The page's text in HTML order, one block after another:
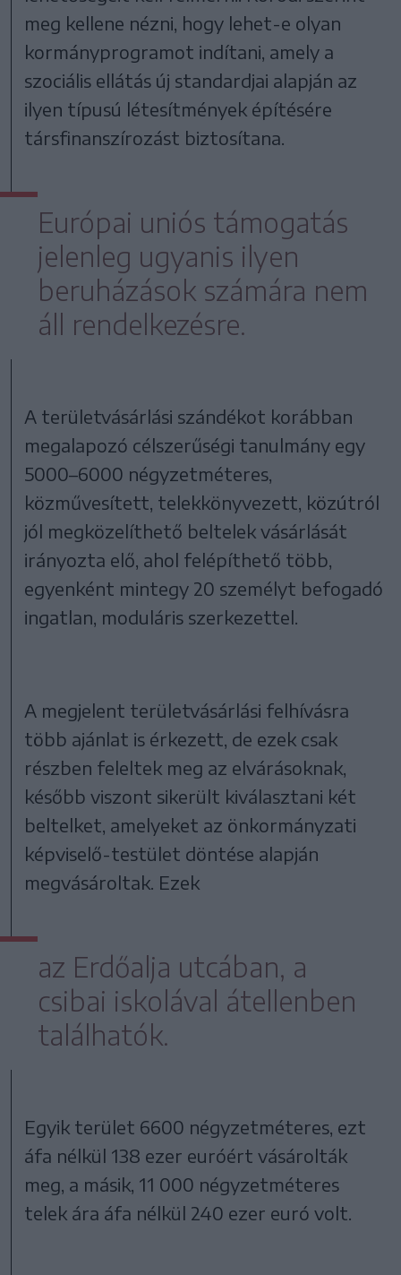
meg kellene nézni, hogy lehet-e olyan
kormányprogramot indítani, amely a
szociális ellátás új standardjai alapján az
ilyen típusú létesítmények építésére
társfinanszírozást biztosítana.
Európai uniós támogatás
jelenleg ugyanis ilyen
beruházások számára nem
áll rendelkezésre.
A területvásárlási szándékot korábban
megalapozó célszerűségi tanulmány egy
5000–6000 négyzetméteres,
közművesített, telekkönyvezett, közútról
jól megközelíthető beltelek vásárlását
irányozta elő, ahol felépíthető több,
egyenként mintegy 20 személyt befogadó
ingatlan, moduláris szerkezettel.
A megjelent területvásárlási felhívásra
több ajánlat is érkezett, de ezek csak
részben feleltek meg az elvárásoknak,
később viszont sikerült kiválasztani két
beltelket, amelyeket az önkormányzati
képviselő-testület döntése alapján
megvásároltak. Ezek
az Erdőalja utcában, a
csibai iskolával átellenben
találhatók.
Egyik terület 6600 négyzetméteres, ezt
áfa nélkül 138 ezer euróért vásárolták
meg, a másik, 11 000 négyzetméteres
telek ára áfa nélkül 240 ezer euró volt.